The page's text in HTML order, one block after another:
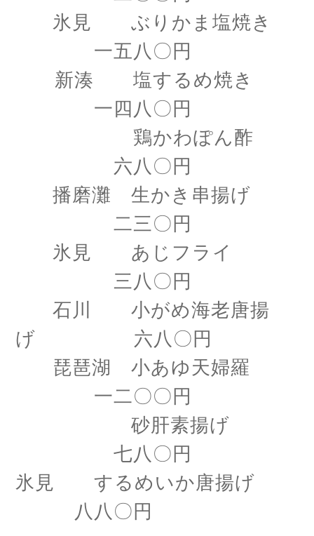
氷見 ぶりかま塩焼き
一五八〇円
新湊 塩するめ焼き
一四八〇円
鶏かわぽん酢
六八〇円
播磨灘 生かき串揚げ
二三〇円
氷見 あじフライ
三八〇円
石川 小がめ海老唐揚
げ 六八〇円
琵琶湖 小あゆ天婦羅
一二〇〇円
砂肝素揚げ
七八〇円
氷見 するめいか唐揚げ
八八〇円